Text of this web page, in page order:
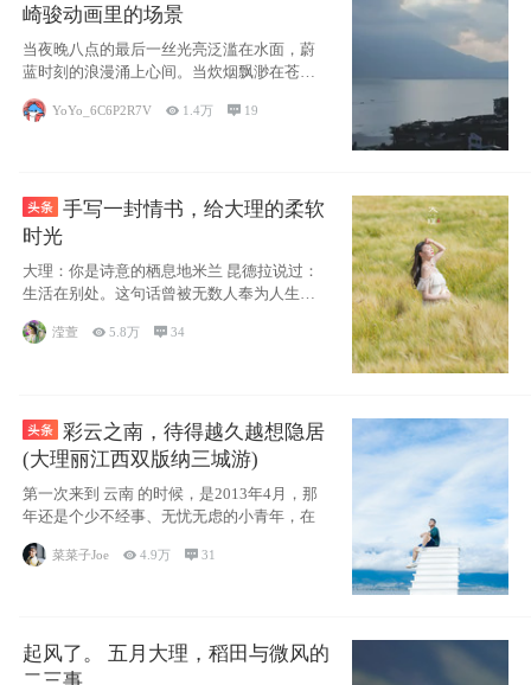
崎骏动画里的场景
当夜晚八点的最后一丝光亮泛滥在水面，蔚
蓝时刻的浪漫涌上心间。当炊烟飘渺在苍山
YoYo_6C6P2R7V  1.4万  19
手写一封情书，给大理的柔软
时光
大理：你是诗意的栖息地米兰 昆德拉说过：
生活在别处。这句话曾被无数人奉为人生信
条，并
滢萱 5.8万 34
彩云之南，待得越久越想隐居
(大理丽江西双版纳三城游)
第一次来到 云南 的时候，是2013年4月，那
年还是个少不经事、无忧无虑的小青年，在
菜菜子Joe 4.9万  31
起风了。 五月大理，稻田与微风的